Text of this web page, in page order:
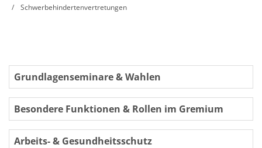
Schwerbehindertenvertretungen
Grundlagenseminare & Wahlen
Besondere Funktionen & Rollen im Gremium
Arbeits- & Gesundheitsschutz